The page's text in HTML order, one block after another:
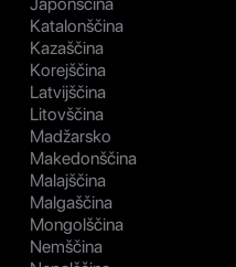
Katalonščina
Kazaščina
Korejščina
Latvijščina
Litovščina
Madžarsko
Makedonščina
Malajščina
Malgaščina
Mongolščina
Nemščina